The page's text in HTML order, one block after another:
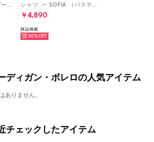
スカート .-- AURA （ダークブラウン） シャツ .-- SOFIA （パステルブルー）
￥4,890
雑誌掲載
30%
ディガン・ボレロの人気アイテム
ありません。
チェックしたアイテム